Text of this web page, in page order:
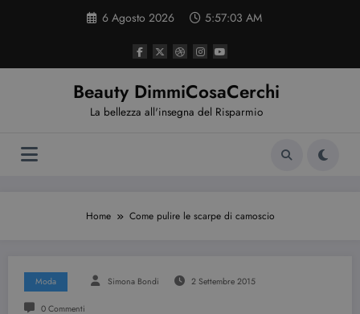
6 Agosto 2026 5:57:04 AM
Beauty DimmiCosaCerchi
La bellezza all'insegna del Risparmio
Home Come pulire le scarpe di camoscio
Moda Simona Bondi 2 Settembre 2015
0 Commenti